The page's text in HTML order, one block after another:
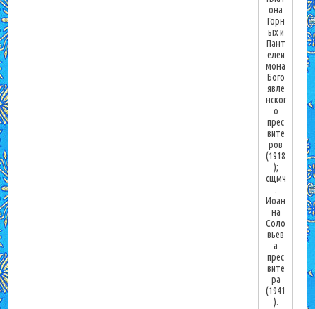
она
Горн
ых и
Пант
елеи
мона
Бого
явле
нског
о
прес
вите
ров
(1918
);
сщмч
.
Иоан
на
Соло
вьев
а
прес
вите
ра
(1941
).